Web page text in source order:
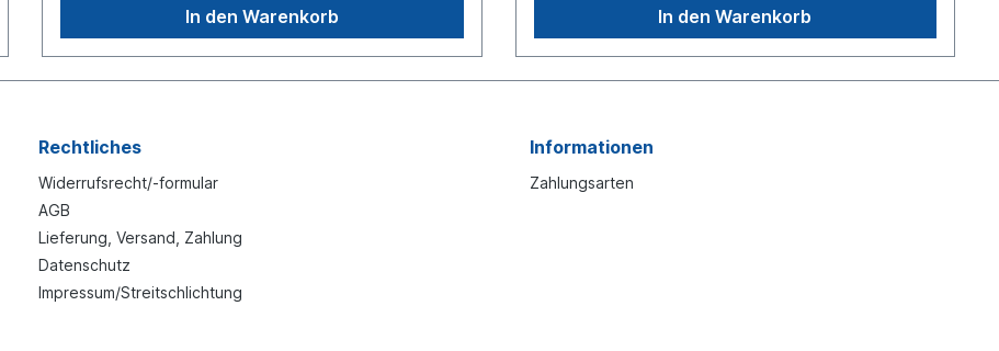
In den Warenkorb In den Warenkorb
Rechtliches
Widerrufsrecht/-formular
AGB
Lieferung, Versand, Zahlung
Datenschutz
Impressum/Streitschlichtung
Informationen
Zahlungsarten